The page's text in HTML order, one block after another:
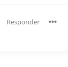
Responder